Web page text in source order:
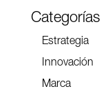
Categorías
Estrategia
Innovación
Marca